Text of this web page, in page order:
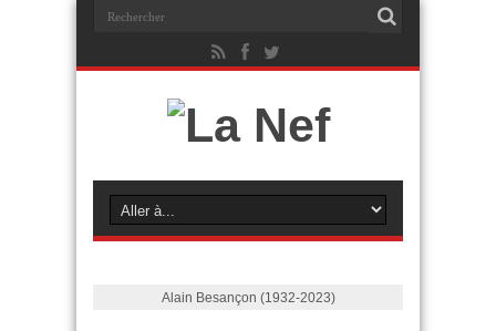
Alain Besançon (1932-2023)